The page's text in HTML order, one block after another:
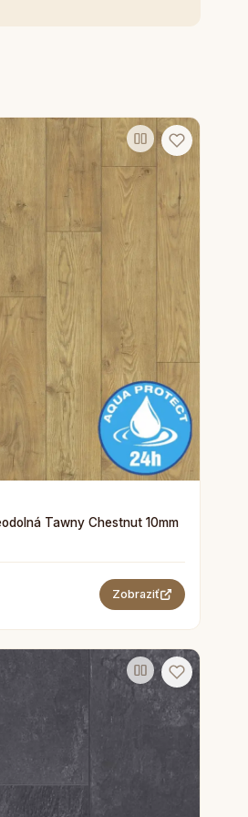
Tawny Chestnut 10mm
Zobraziť